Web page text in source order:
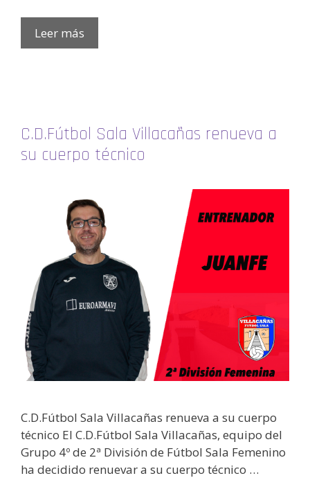
Leer más
C.D.Fútbol Sala Villacañas renueva a
su cuerpo técnico
C.D.Fútbol Sala Villacañas renueva a su cuerpo
técnico El C.D.Fútbol Sala Villacañas, equipo del
Grupo 4º de 2ª División de Fútbol Sala Femenino
ha decidido renuevar a su cuerpo técnico …